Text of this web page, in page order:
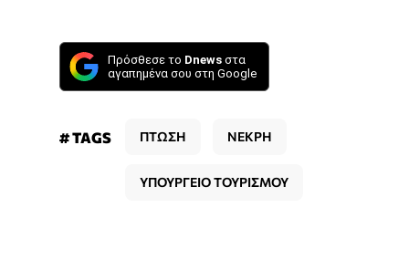
Πρόσθεσε το Dnews στα
αγαπημένα σου στη Google
# TAGS ΠΤΩΣΗ ΝΕΚΡΗ
ΥΠΟΥΡΓΕΙΟ ΤΟΥΡΙΣΜΟΥ